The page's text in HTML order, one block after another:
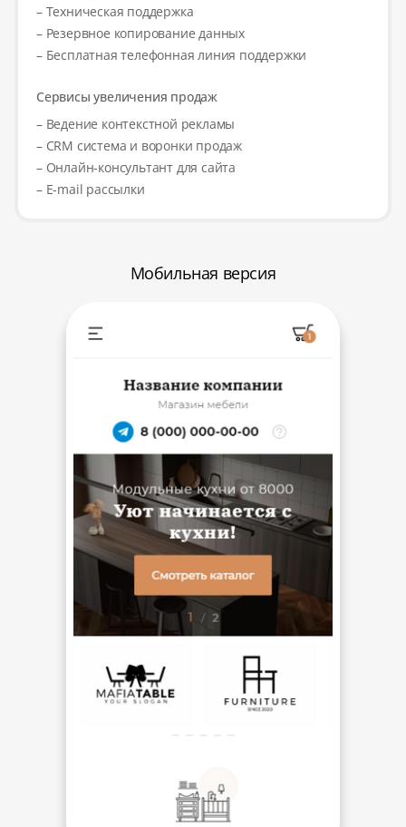
– Техническая поддержка
– Резервное копирование данных
– Бесплатная телефонная линия поддержки
Сервисы увеличения продаж
– Ведение контекстной рекламы
– CRM система и воронки продаж
– Онлайн-консультант для сайта
– E-mail рассылки
Мобильная версия